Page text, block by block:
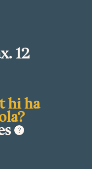
12
hi ha